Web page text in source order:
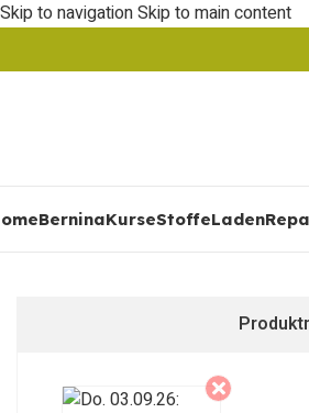
Skip to navigationSkip to main content
BerninaKurseStoffeLaden